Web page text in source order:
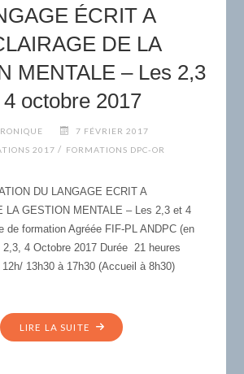
:
RÉÉDUCATIONS,
PRÉVENTION
LES
2017"
ÉCRIT A
DE LA
MENTALE – Les 2,3
4 octobre 2017
7 FÉVRIER 2017
2017 / FORMATIONS DPC-OR
DU LANGAGE ECRIT A
LA GESTION MENTALE – Les 2,3 et 4
de formation Agréée FIF-PL ANDPC (en
4 Octobre 2017 Durée 21 heures
13h30 à 17h30 (Accueil à 8h30)
LIRE LA SUITE "F5